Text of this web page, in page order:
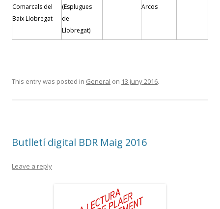
Comarcals del
Baix Llobregat
(Esplugues
de
Llobregat)
Arcos
This entry was posted in General on 13 juny 2016.
Butlletí digital BDR Maig 2016
Leave a reply